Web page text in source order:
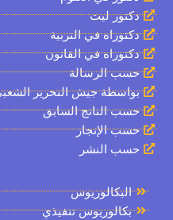
ليت
في التربية
في القانون
الرسالة
جيش التحرير الشعبى الصينى
الناتج السابق
الإنجاز
النشر
تنفيذي